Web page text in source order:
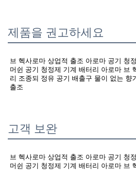
제품을 권고하세요
브 헥사로마 상업적 출조 아로마 공기 청
머쉰 공기 청정제 기계 배터리 아로마 브
리 조종되 정유 공기 배출구 물이 없는 향
출조
고객 보완
브 헥사로마 상업적 출조 아로마 공기 청
머쉰 공기 청정제 기계 배터리 아로마 브